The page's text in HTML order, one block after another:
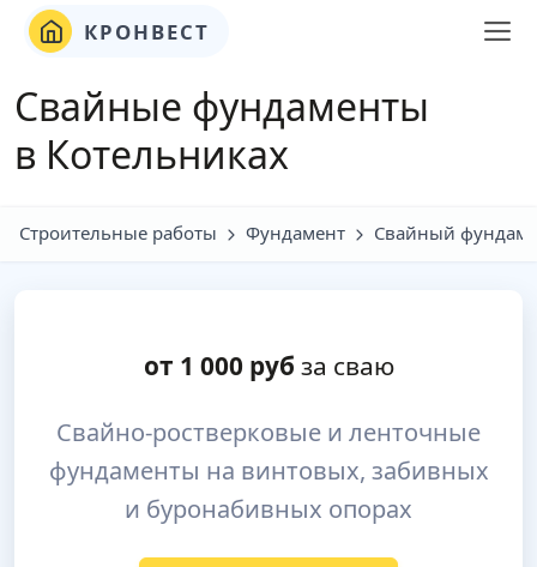
КРОНВЕСТ
Свайные фундаменты
в Котельниках
Строительные работы Фундамент Свайный
от 1 000руб за сваю
Свайно-ростверковые и ленточные
фундаменты на винтовых, забивных
и буронабивных опорах